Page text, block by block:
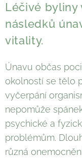
Léčivé byliny
následků
vitality.
Únavu občas
okolností se tělo
vyčerpání
nepomůže
psychické a
problémům.
různá